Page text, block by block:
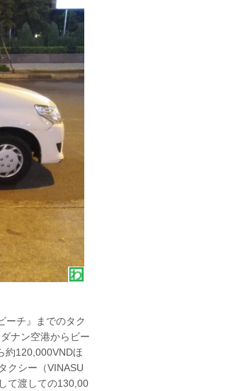
ーチ』までのタク
ナン空港からビー
約120,000VNDほ
クシー（VINASU
て渡しての130,00